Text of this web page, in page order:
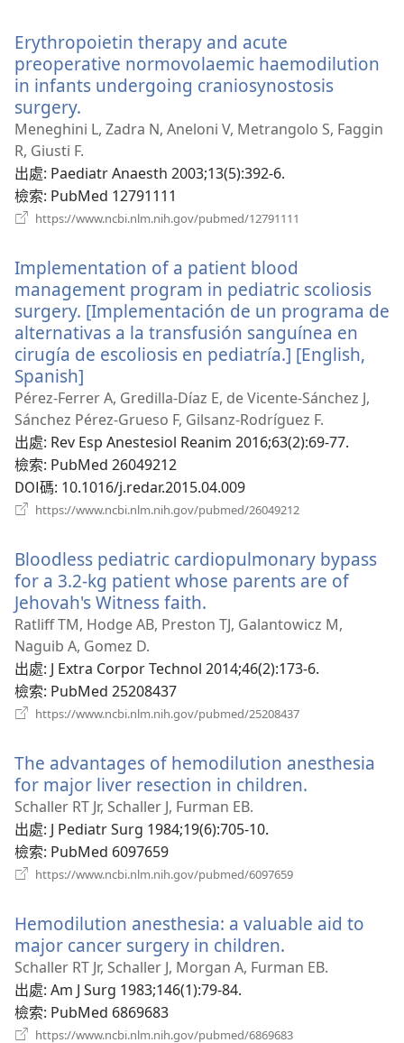
窗）
Erythropoietin therapy and acute
preoperative normovolaemic haemodilution
in infants undergoing craniosynostosis
surgery.
啟
新
視
窗）
Meneghini L, Zadra N, Aneloni V, Metrangolo S, Faggin
R, Giusti F.
出處‎: Paediatr Anaesth 2003;13(5):392-6.
檢索‎: PubMed 12791111
https://www.ncbi.nlm.nih.gov/pubmed/12791111
窗）
Implementation of a patient blood
management program in pediatric scoliosis
surgery. [Implementación de un programa de
alternativas a la transfusión sanguínea en
cirugía de escoliosis en pediatría.] [English,
Spanish]
啟
新
視
窗）
Pérez-Ferrer A, Gredilla-Díaz E, de Vicente-Sánchez J,
Sánchez Pérez-Grueso F, Gilsanz-Rodríguez F.
出處‎: Rev Esp Anestesiol Reanim 2016;63(2):69-77.
檢索‎: PubMed 26049212
DOI碼‎: 10.1016/j.redar.2015.04.009
https://www.ncbi.nlm.nih.gov/pubmed/26049212
視
窗）
Bloodless pediatric cardiopulmonary bypass
for a 3.2-kg patient whose parents are of
Jehovah's Witness faith.
啟
視
Ratliff TM, Hodge AB, Preston TJ, Galantowicz M,
Naguib A, Gomez D.
出處‎: J Extra Corpor Technol 2014;46(2):173-6.
檢索‎: PubMed 25208437
https://www.ncbi.nlm.nih.gov/pubmed/25208437
視
窗）
The advantages of hemodilution anesthesia
for major liver resection in children.
Schaller RT Jr, Schaller J, Furman EB.
出處‎: J Pediatr Surg 1984;19(6):705-10.
檢索‎: PubMed 6097659
https://www.ncbi.nlm.nih.gov/pubmed/6097659
視
Hemodilution anesthesia: a valuable aid to
major cancer surgery in children.
啟
窗）
Schaller RT Jr, Schaller J, Morgan A, Furman EB.
出處‎: Am J Surg 1983;146(1):79-84.
檢索‎: PubMed 6869683
https://www.ncbi.nlm.nih.gov/pubmed/6869683